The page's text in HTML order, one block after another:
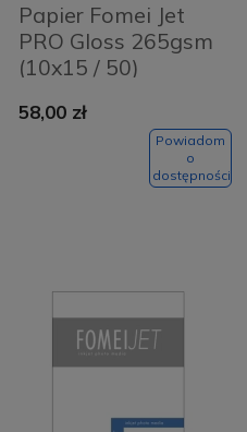
Papier Fomei Jet
PRO Gloss 265gsm
(10x15 / 50)
58,00 zł
Powiadom
o
dostępności